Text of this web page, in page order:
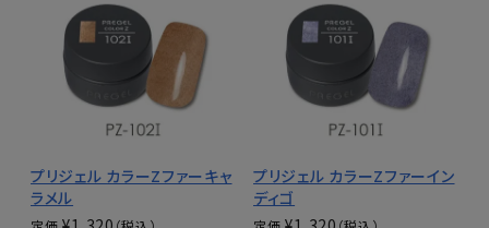
プリジェル カラーZファーキャ
ラメル
プリジェル カラーZファーイン
ディゴ